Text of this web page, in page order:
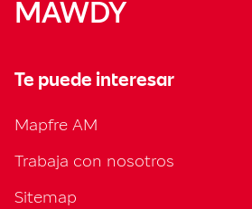
MAWDY
Te puede interesar
Mapfre AM
Trabaja con nosotros
Sitemap